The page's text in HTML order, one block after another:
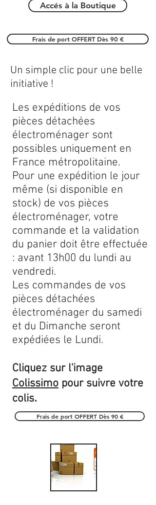
Accés à la Boutique
Frais de port OFFERT Dès 90 €
Les expéditions de vos
pièces détachées
électroménager sont
possibles uniquement en
France métropolitaine.
Pour une expédition le jour
même (si disponible en
stock) de vos pièces
électroménager, votre
commande et la validation
du panier doit être effectuée
: avant 13h00 du lundi au
vendredi.
Les commandes de vos
pièces détachées
électroménager du samedi
et du Dimanche seront
expédiées le Lundi.
Cliquez sur l'image
Colissimo pour suivre votre
colis.
Un simple clic pour une belle
initiative !
Frais de port OFFERT Dès 90 €